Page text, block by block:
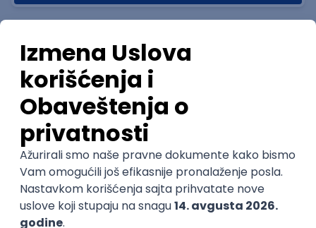
Najnovije
POSLOVI NA MAIL
KATEGORIJA
TEHNOLOGIJA
POSLODAVAC
SENIORITET
NAČIN RADA
Najnoviji poslovi svakog dana u tvom
inboxu